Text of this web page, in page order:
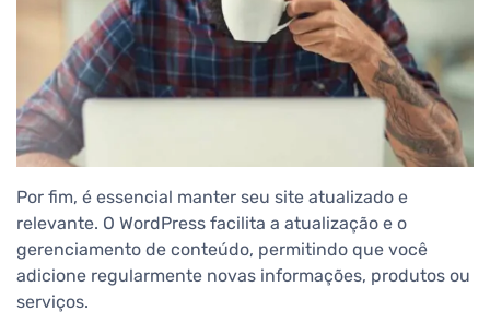
Por fim, é essencial manter seu site atualizado e
relevante. O WordPress facilita a atualização e o
gerenciamento de conteúdo, permitindo que você
adicione regularmente novas informações, produtos ou
serviços.